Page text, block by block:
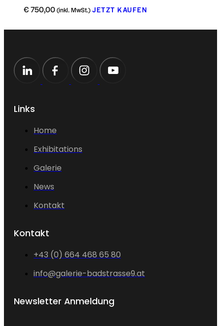
€750,00(inkl. MwSt.) JETZT KAUFEN
Links
Home
Exhibitations
Galerie
News
Kontakt
Kontakt
+43 (0) 664 468 65 80
info@galerie-badstrasse9.at
Newsletter Anmeldung